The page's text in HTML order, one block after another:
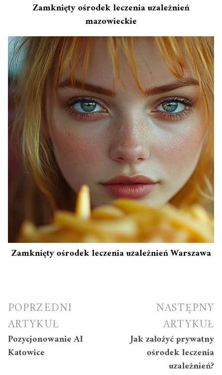
Zamknięty ośrodek leczenia uzależnień
mazowieckie
Zamknięty ośrodek leczenia uzależnień Warszawa
Nawigacja
wpisu
POPRZEDNI
ARTYKUŁ
Pozycjonowanie AI
Katowice
NASTĘPNY
ARTYKUŁ
Jak założyć prywatny
ośrodek leczenia
uzależnień?